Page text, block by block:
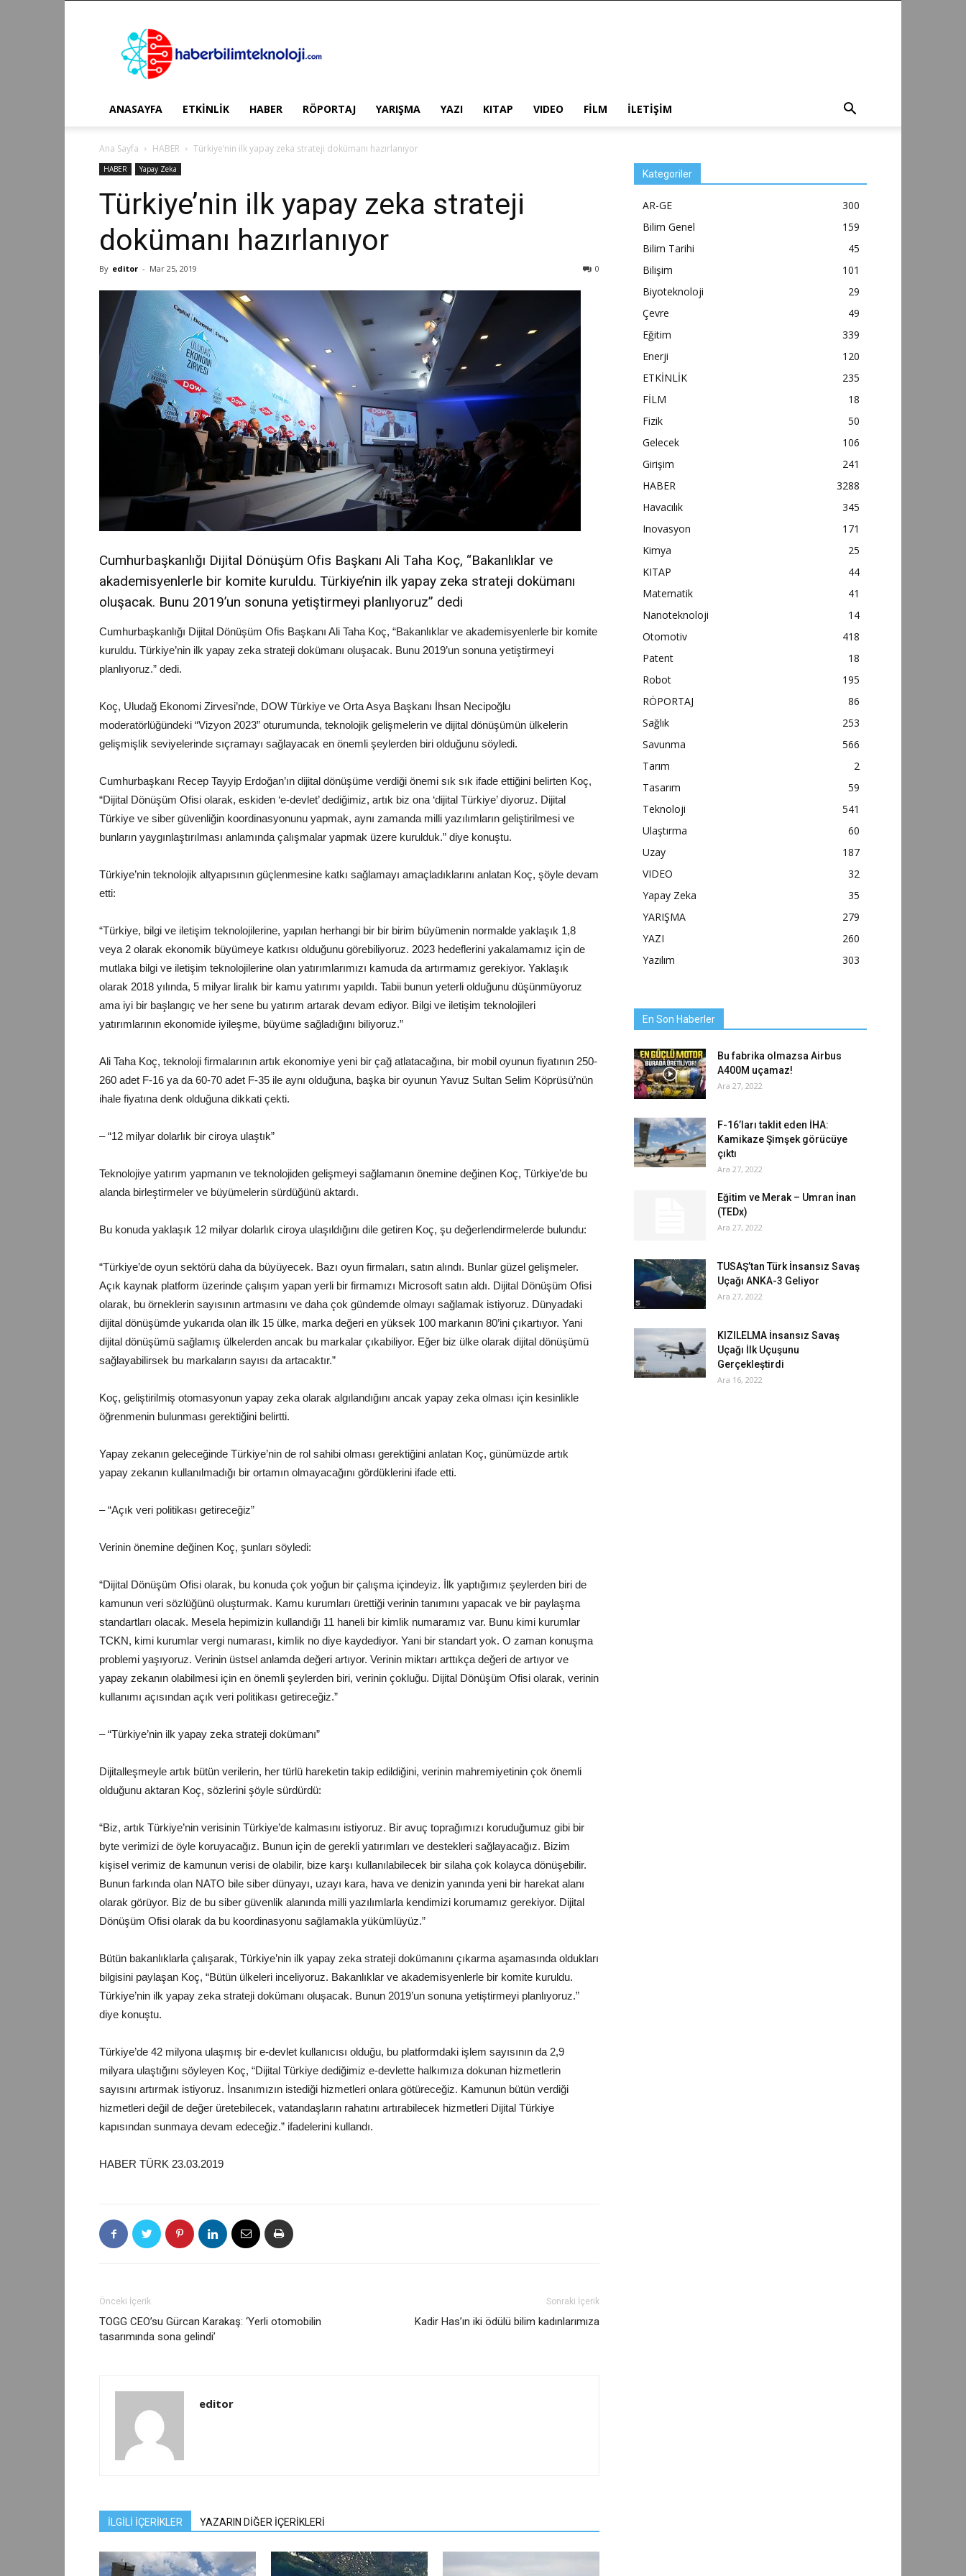
Haber
Bilim
Teknoloji
ANASAYFA ETKİNLİK HABER RÖPORTAJ YARIŞMA YAZI KITAP VIDEO FİLM İLETİŞİM
Ana Sayfa HABER Türkiye’nin ilk yapay zeka strateji dokümanı hazırlanıyor
HABER Yapay Zeka
Türkiye’nin ilk yapay zeka strateji
dokümanı hazırlanıyor
By editor - Mar 25, 2019 0
Cumhurbaşkanlığı Dijital Dönüşüm Ofis Başkanı Ali Taha Koç, “Bakanlıklar ve
akademisyenlerle bir komite kuruldu. Türkiye’nin ilk yapay zeka strateji dokümanı
oluşacak. Bunu 2019’un sonuna yetiştirmeyi planlıyoruz” dedi
Cumhurbaşkanlığı Dijital Dönüşüm Ofis Başkanı Ali Taha Koç, “Bakanlıklar ve akademisyenlerle bir komite
kuruldu. Türkiye’nin ilk yapay zeka strateji dokümanı oluşacak. Bunu 2019’un sonuna yetiştirmeyi
planlıyoruz.” dedi.
Koç, Uludağ Ekonomi Zirvesi’nde, DOW Türkiye ve Orta Asya Başkanı İhsan Necipoğlu
moderatörlüğündeki “Vizyon 2023” oturumunda, teknolojik gelişmelerin ve dijital dönüşümün ülkelerin
gelişmişlik seviyelerinde sıçramayı sağlayacak en önemli şeylerden biri olduğunu söyledi.
Cumhurbaşkanı Recep Tayyip Erdoğan’ın dijital dönüşüme verdiği önemi sık sık ifade ettiğini belirten Koç,
“Dijital Dönüşüm Ofisi olarak, eskiden ‘e-devlet’ dediğimiz, artık biz ona ‘dijital Türkiye’ diyoruz. Dijital
Türkiye ve siber güvenliğin koordinasyonunu yapmak, aynı zamanda milli yazılımların geliştirilmesi ve
bunların yaygınlaştırılması anlamında çalışmalar yapmak üzere kurulduk.” diye konuştu.
Türkiye’nin teknolojik altyapısının güçlenmesine katkı sağlamayı amaçladıklarını anlatan Koç, şöyle devam
etti:
“Türkiye, bilgi ve iletişim teknolojilerine, yapılan herhangi bir bir birim büyümenin normalde yaklaşık 1,8
veya 2 olarak ekonomik büyümeye katkısı olduğunu görebiliyoruz. 2023 hedeflerini yakalamamız için de
mutlaka bilgi ve iletişim teknolojilerine olan yatırımlarımızı kamuda da artırmamız gerekiyor. Yaklaşık
olarak 2018 yılında, 5 milyar liralık bir kamu yatırımı yapıldı. Tabii bunun yeterli olduğunu düşünmüyoruz
ama iyi bir başlangıç ve her sene bu yatırım artarak devam ediyor. Bilgi ve iletişim teknolojileri
yatırımlarının ekonomide iyileşme, büyüme sağladığını biliyoruz.”
Ali Taha Koç, teknoloji firmalarının artık ekonomiye yeni bir çağ atlatacağına, bir mobil oyunun fiyatının 250-
260 adet F-16 ya da 60-70 adet F-35 ile aynı olduğuna, başka bir oyunun Yavuz Sultan Selim Köprüsü’nün
ihale fiyatına denk olduğuna dikkati çekti.
– “12 milyar dolarlık bir ciroya ulaştık”
Teknolojiye yatırım yapmanın ve teknolojiden gelişmeyi sağlamanın önemine değinen Koç, Türkiye’de bu
alanda birleştirmeler ve büyümelerin sürdüğünü aktardı.
Bu konuda yaklaşık 12 milyar dolarlık ciroya ulaşıldığını dile getiren Koç, şu değerlendirmelerde bulundu:
“Türkiye’de oyun sektörü daha da büyüyecek. Bazı oyun firmaları, satın alındı. Bunlar güzel gelişmeler.
Açık kaynak platform üzerinde çalışım yapan yerli bir firmamızı Microsoft satın aldı. Dijital Dönüşüm Ofisi
olarak, bu örneklerin sayısının artmasını ve daha çok gündemde olmayı sağlamak istiyoruz. Dünyadaki
dijital dönüşümde yukarıda olan ilk 15 ülke, marka değeri en yüksek 100 markanın 80’ini çıkartıyor. Yani
dijital dönüşümü sağlamış ülkelerden ancak bu markalar çıkabiliyor. Eğer biz ülke olarak dijital dönüşümü
sağlayabilirsek bu markaların sayısı da artacaktır.”
Koç, geliştirilmiş otomasyonun yapay zeka olarak algılandığını ancak yapay zeka olması için kesinlikle
öğrenmenin bulunması gerektiğini belirtti.
Yapay zekanın geleceğinde Türkiye’nin de rol sahibi olması gerektiğini anlatan Koç, günümüzde artık
yapay zekanın kullanılmadığı bir ortamın olmayacağını gördüklerini ifade etti.
– “Açık veri politikası getireceğiz”
Verinin önemine değinen Koç, şunları söyledi:
“Dijital Dönüşüm Ofisi olarak, bu konuda çok yoğun bir çalışma içindeyiz. İlk yaptığımız şeylerden biri de
kamunun veri sözlüğünü oluşturmak. Kamu kurumları ürettiği verinin tanımını yapacak ve bir paylaşma
standartları olacak. Mesela hepimizin kullandığı 11 haneli bir kimlik numaramız var. Bunu kimi kurumlar
TCKN, kimi kurumlar vergi numarası, kimlik no diye kaydediyor. Yani bir standart yok. O zaman konuşma
problemi yaşıyoruz. Verinin üstsel anlamda değeri artıyor. Verinin miktarı arttıkça değeri de artıyor ve
yapay zekanın olabilmesi için en önemli şeylerden biri, verinin çokluğu. Dijital Dönüşüm Ofisi olarak, verinin
kullanımı açısından açık veri politikası getireceğiz.”
– “Türkiye’nin ilk yapay zeka strateji dokümanı”
Dijitalleşmeyle artık bütün verilerin, her türlü hareketin takip edildiğini, verinin mahremiyetinin çok önemli
olduğunu aktaran Koç, sözlerini şöyle sürdürdü:
“Biz, artık Türkiye’nin verisinin Türkiye’de kalmasını istiyoruz. Bir avuç toprağımızı koruduğumuz gibi bir
byte verimizi de öyle koruyacağız. Bunun için de gerekli yatırımları ve destekleri sağlayacağız. Bizim
kişisel verimiz de kamunun verisi de olabilir, bize karşı kullanılabilecek bir silaha çok kolayca dönüşebilir.
Bunun farkında olan NATO bile siber dünyayı, uzayı kara, hava ve denizin yanında yeni bir harekat alanı
olarak görüyor. Biz de bu siber güvenlik alanında milli yazılımlarla kendimizi korumamız gerekiyor. Dijital
Dönüşüm Ofisi olarak da bu koordinasyonu sağlamakla yükümlüyüz.”
Bütün bakanlıklarla çalışarak, Türkiye’nin ilk yapay zeka strateji dokümanını çıkarma aşamasında oldukları
bilgisini paylaşan Koç, “Bütün ülkeleri inceliyoruz. Bakanlıklar ve akademisyenlerle bir komite kuruldu.
Türkiye’nin ilk yapay zeka strateji dokümanı oluşacak. Bunun 2019’un sonuna yetiştirmeyi planlıyoruz.”
diye konuştu.
Türkiye’de 42 milyona ulaşmış bir e-devlet kullanıcısı olduğu, bu platformdaki işlem sayısının da 2,9
milyara ulaştığını söyleyen Koç, “Dijital Türkiye dediğimiz e-devlette halkımıza dokunan hizmetlerin
sayısını artırmak istiyoruz. İnsanımızın istediği hizmetleri onlara götüreceğiz. Kamunun bütün verdiği
hizmetleri değil de değer üretebilecek, vatandaşların rahatını artırabilecek hizmetleri Dijital Türkiye
kapısından sunmaya devam edeceğiz.” ifadelerini kullandı.
HABER TÜRK 23.03.2019
Önceki İçerik
TOGG CEO’su Gürcan Karakaş: ‘Yerli otomobilin
tasarımında sona gelindi’
Sonraki İçerik
Kadir Has’ın iki ödülü bilim kadınlarımıza
editor
İLGİLİ İÇERİKLER YAZARIN DİĞER İÇERİKLERİ
Kategoriler
AR-GE
300
Bilim Genel
159
Bilim Tarihi
45
Bilişim
101
Biyoteknoloji
29
Çevre
49
Eğitim
339
Enerji
120
ETKİNLİK
235
FİLM
18
Fizik
50
Gelecek
106
Girişim
241
HABER
3288
Havacılık
345
Inovasyon
171
Kimya
25
KITAP
44
Matematik
41
Nanoteknoloji
14
Otomotiv
418
Patent
18
Robot
195
RÖPORTAJ
86
Sağlık
253
Savunma
566
Tarım
2
Tasarım
59
Teknoloji
541
Ulaştırma
60
Uzay
187
VIDEO
32
Yapay Zeka
35
YARIŞMA
279
YAZI
260
Yazılım
303
En Son Haberler
Bu fabrika olmazsa Airbus
A400M uçamaz!
Ara 27, 2022
F-16’ları taklit eden İHA:
Kamikaze Şimşek görücüye
çıktı
Ara 27, 2022
Eğitim ve Merak – Umran İnan
(TEDx)
Ara 27, 2022
TUSAŞ’tan Türk İnsansız Savaş
Uçağı ANKA-3 Geliyor
Ara 27, 2022
KIZILELMA İnsansız Savaş
Uçağı İlk Uçuşunu
Gerçekleştirdi
Ara 16, 2022